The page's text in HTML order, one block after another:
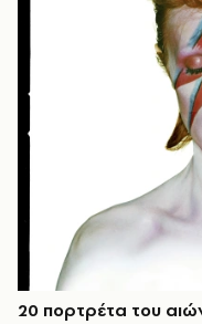
20 πορτρέτα του